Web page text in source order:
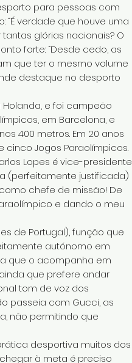
para pessoas com
verdade que houve uma
glórias nacionais? O
forte: “Desde cedo, as
que ter o mesmo volume
destaque no desporto
Holanda, e foi campeão
em Barcelona, e
400 metros. Em 20 anos
Jogos Paraolímpicos.
Lopes é vice-presidente
(perfeitamente justificada)
chefe de missão! De
e dando o meu
de Portugal), função que
autónomo em
que o acompanha em
que prefere andar
tom de voz dos
passeia com Gucci, as
não permitindo que
desportiva muitos dos
à meta é preciso